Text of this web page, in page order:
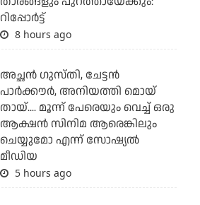
റിപ്പോര്‍ട്ട്
8 hours ago
അച്ഛന്‍ ഗുസ്തി, ചേട്ടന്‍
പാര്‍ക്കൗര്‍, അനിയത്തി മൊയ്
തായ്.... മൂന്ന് പേരെയും വെച്ച് ഒരു
ആക്ഷന്‍ സിനിമ ആരെങ്കിലും
ചെയ്യുമോ എന്ന് സോഷ്യല്‍
മീഡിയ
5 hours ago